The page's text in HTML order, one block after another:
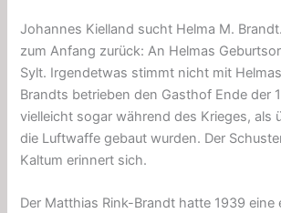
Johannes Kielland sucht Helma M.
zum Anfang zurück: An Helmas
Sylt. Irgendetwas stimmt nicht mit
Brandts betrieben den Gasthof Ende der
vielleicht sogar während des Krieges, als
die Luftwaffe gebaut wurden. Der
Kaltum erinnert sich.
Der Matthias Rink-Brandt hatte 1939 eine